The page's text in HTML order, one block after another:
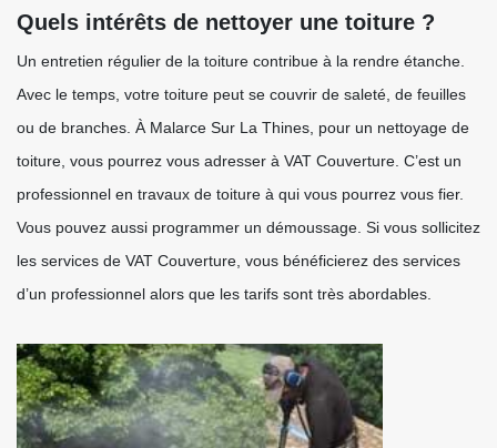
Quels intérêts de nettoyer une toiture ?
Un entretien régulier de la toiture contribue à la rendre étanche.
Avec le temps, votre toiture peut se couvrir de saleté, de feuilles
ou de branches. À Malarce Sur La Thines, pour un nettoyage de
toiture, vous pourrez vous adresser à VAT Couverture. C’est un
professionnel en travaux de toiture à qui vous pourrez vous fier.
Vous pouvez aussi programmer un démoussage. Si vous sollicitez
les services de VAT Couverture, vous bénéficierez des services
d’un professionnel alors que les tarifs sont très abordables.